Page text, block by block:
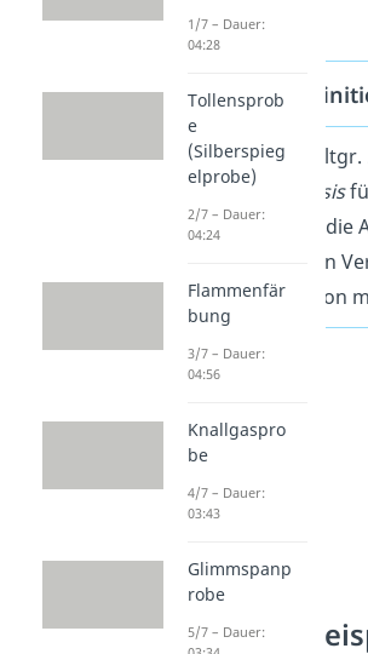
entstehen.
Hydrolyse
Die Hydrolyse (altgr.
„Wasser“ und
lysis
„Auflösung“) ist die
einer chemischen
durch die Reaktion
Hydrolyse
1/7 – Dauer:
04:28
Tollensprob
e
(Silberspieg
elprobe)
2/7 – Dauer:
04:24
Flammenfär
bung
3/7 – Dauer:
04:56
Knallgaspro
be
4/7 – Dauer:
03:43
Glimmspanp
robe
5/7 – Dauer: